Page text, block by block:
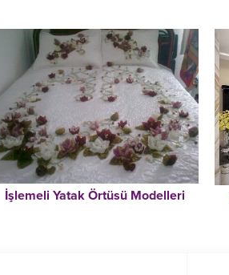
İşlemeli Yatak Örtüsü Modelleri